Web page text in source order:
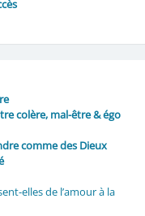
colère, mal-être & égo
comme des Dieux
elles de l’amour à la